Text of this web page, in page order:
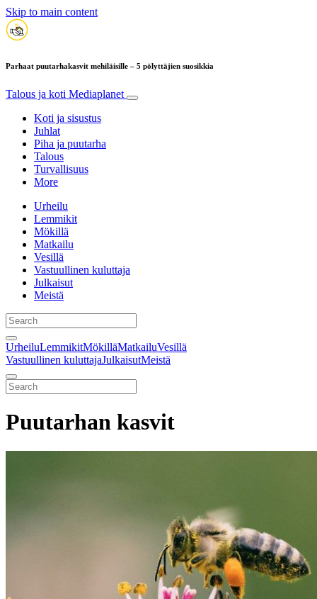
Skip to main content
Parhaat puutarhakasvit mehiläisille – 5 pölyttäjien suosikkia
Talous ja koti Mediaplanet
Koti ja sisustus
Juhlat
Piha ja puutarha
Talous
Turvallisuus
More
Urheilu
Lemmikit
Mökillä
Matkailu
Vesillä
Vastuullinen kuluttaja
Julkaisut
Meistä
UrheiluLemmikitMökilläMatkailuVesillä
Vastuullinen kuluttajaJulkaisutMeistä
Puutarhan kasvit